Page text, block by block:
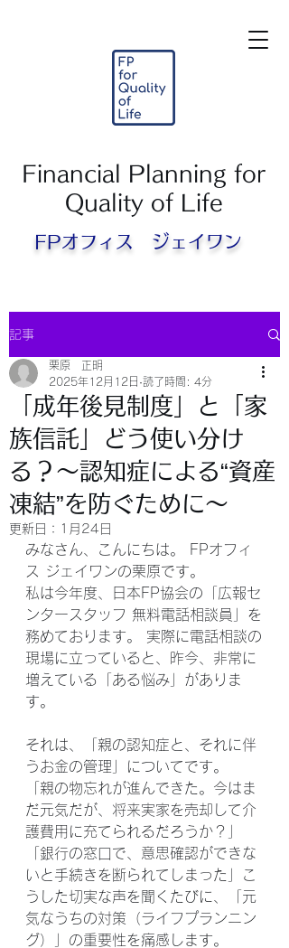
FPオフィス ジェイワン​
Financial Planning for
Quality of Life
記事
「成年後見制度」と「家
族信託」どう使い分け
る？～認知症による“資産
凍結”を防ぐために～
栗原 正明
2025年12月12日 読了時間: 4分
更新日： 1月24日
みなさん、こんにちは。 FPオフィ
ス ジェイワンの栗原です。
私は今年度、日本FP協会の「広報セ
ンタースタッフ 無料電話相談員」を
務めております。 実際に電話相談の
現場に立っていると、昨今、非常に
増えている「ある悩み」がありま
す。
それは、「親の認知症と、それに伴
うお金の管理」についてです。
「親の物忘れが進んできた。今はま
だ元気だが、将来実家を売却して介
護費用に充てられるだろうか？」
「銀行の窓口で、意思確認ができな
いと手続きを断られてしまった」こ
うした切実な声を聞くたびに、「元
気なうちの対策（ライフプランニン
グ）」の重要性を痛感します。